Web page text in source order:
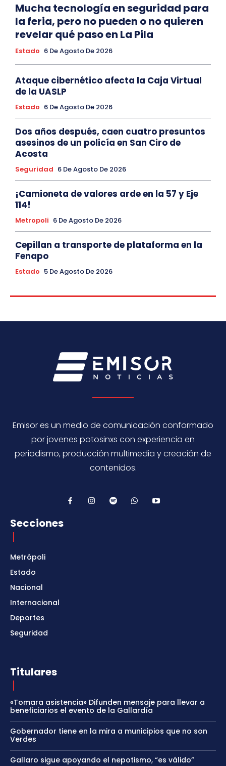
Mucha tecnología en seguridad para
la feria, pero no pueden o no quieren
revelar qué paso en La Pila
Estado 6 De Agosto De 2026
Ataque cibernético afecta la Caja Virtual
de la UASLP
Estado 6 De Agosto De 2026
Dos años después, caen cuatro presuntos
asesinos de un policía en San Ciro de
Acosta
Seguridad 6 De Agosto De 2026
¡Camioneta de valores arde en la 57 y Eje
114!
Metropoli 6 De Agosto De 2026
Cepillan a transporte de plataforma en la
Fenapo
Estado 5 De Agosto De 2026
Emisor es un medio de comunicación conformado
por jovenes potosinxs con experiencia en
periodismo, producción multimedia y creación de
contenidos.
Secciones
Metrópoli
Estado
Nacional
Internacional
Deportes
Seguridad
Titulares
«Tomara asistencia» Difunden mensaje para llevar a
beneficiarios el evento de la Gallardía
Gobernador tiene en la mira a municipios que no son
Verdes
Gallaro sigue apoyando el nepotismo, “es válido”